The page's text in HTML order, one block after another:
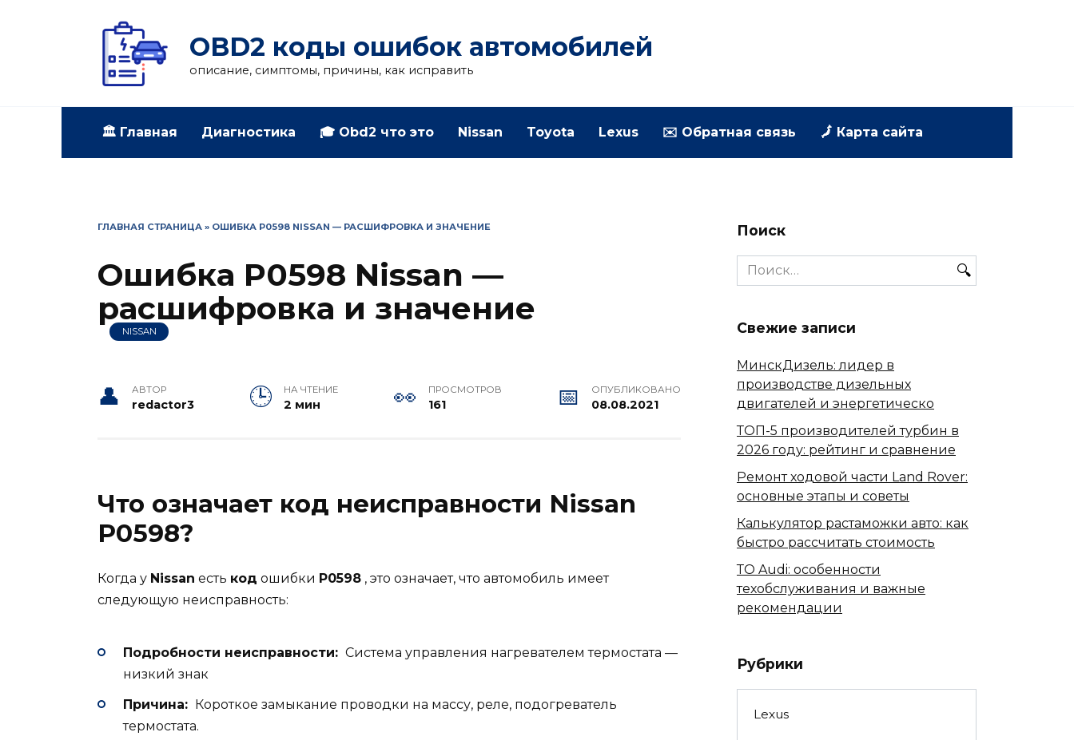
OBD2 коды ошибок автомобилей
описание, симптомы, причины, как исправить
🏛️ Главная Диагностика 🎓 Obd2 что это Nissan Toyota Lexus ✉️ Обратная связь 🗾 Карта сайта
ГЛАВНАЯ СТРАНИЦА » ОШИБКА P0598 NISSAN — РАСШИФРОВКА И ЗНАЧЕНИЕ
Ошибка P0598 Nissan —
расшифровка и значение
NISSAN
АВТОР
redactor3
НА ЧТЕНИЕ
2 мин
ПРОСМОТРОВ
161
ОПУБЛИКОВАНО
08.08.2021
Что означает код неисправности Nissan
P0598?
Когда у Nissan есть код ошибки P0598 , это означает, что автомобиль имеет
следующую неисправность:
Подробности неисправности: Система управления нагревателем термостата —
низкий знак
Причина: Короткое замыкание проводки на массу, реле, подогреватель
термостата.
Поиск
Search
for:
Свежие записи
МинскДизель: лидер в
производстве дизельных
двигателей и энергетическо
ТОП-5 производителей турбин в
2026 году: рейтинг и сравнение
Ремонт ходовой части Land Rover:
основные этапы и советы
Калькулятор растаможки авто: как
быстро рассчитать стоимость
ТО Audi: особенности
техобслуживания и важные
рекомендации
Рубрики
Lexus